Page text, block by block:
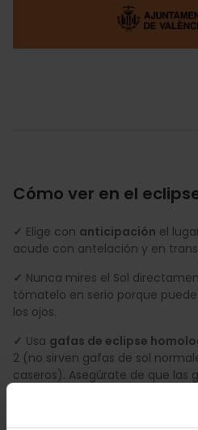
Cómo ver en el
✓ Elige con anticipación el
acude con antelación y en
✓ Nunca mires el Sol
tómatelo en serio porque
los ojos.
✓ Usa gafas de eclipse
2 (no sirven gafas de sol
caseros). Asegúrate de que las
condiciones y no presentan
Si usas cámaras, móviles,